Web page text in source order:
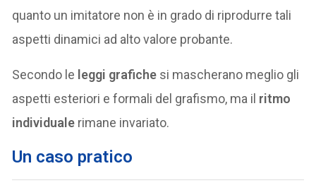
quanto un imitatore non è in grado di riprodurre tali
aspetti dinamici ad alto valore probante.
Secondo le leggi grafiche si mascherano meglio gli
aspetti esteriori e formali del grafismo, ma il ritmo
individuale rimane invariato.
Un caso pratico